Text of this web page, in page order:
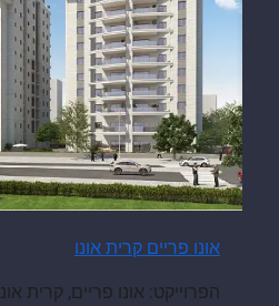
אונו פריים קרית אונו
הפרוייקט: אונו פריים, קרית